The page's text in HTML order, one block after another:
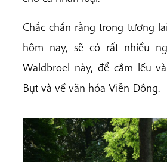
Chắc chắn rằng trong tương
hôm nay, sẽ có rất nhiều
Waldbroel này, để cắm lều
Bụt và về văn hóa Viễn Đông.